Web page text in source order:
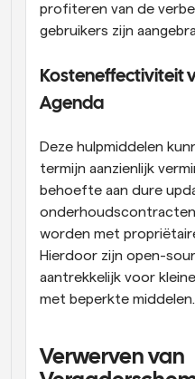
profiteren van de
gebruikers zijn
Kosteneffectiviteit
Agenda
Deze hulpmiddelen
termijn aanzienlijk
behoefte aan dure
worden met
Hierdoor zijn open-
aantrekkelijk voor
met beperkte middelen.
Verwerven van